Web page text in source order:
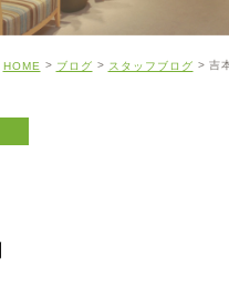
HOME ブログ スタッフブログ 吉